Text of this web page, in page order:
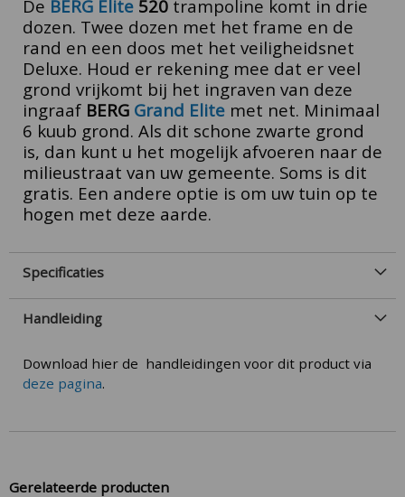
De BERG Elite 520 trampoline komt in drie
dozen. Twee dozen met het frame en de
rand en een doos met het veiligheidsnet
Deluxe. Houd er rekening mee dat er veel
grond vrijkomt bij het ingraven van deze
ingraaf BERG Grand Elite met net. Minimaal
6 kuub grond. Als dit schone zwarte grond
is, dan kunt u het mogelijk afvoeren naar de
milieustraat van uw gemeente. Soms is dit
gratis. Een andere optie is om uw tuin op te
hogen met deze aarde.
Specificaties
Handleiding
Download hier de handleidingen voor dit product via
deze pagina.
Gerelateerde producten